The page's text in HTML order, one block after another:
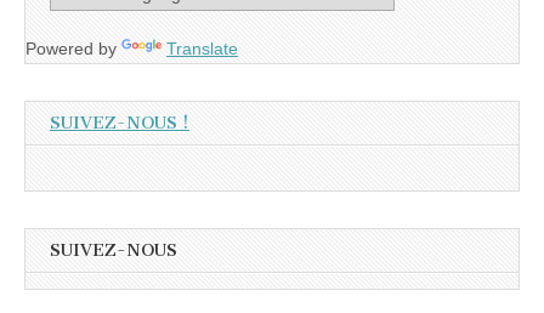
Powered by Translate
SUIVEZ-NOUS !
SUIVEZ-NOUS